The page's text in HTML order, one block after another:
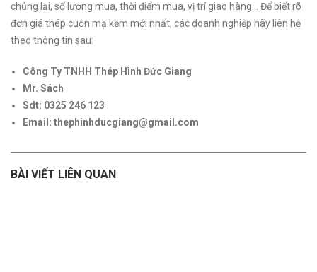
chủng lại, số lượng mua, thời điểm mua, vị trí giao hàng… Để biết rõ
đơn giá thép cuộn mạ kẽm mới nhất, các doanh nghiệp hãy liên hệ
theo thông tin sau:
Công Ty TNHH Thép Hình Đức Giang
Mr. Sách
Sdt: 0325 246 123
Email: thephinhducgiang@gmail.com
BÀI VIẾT LIÊN QUAN